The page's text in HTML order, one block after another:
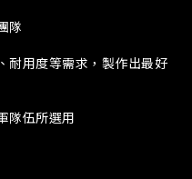
隊
耐用度等需求，製作出最好
隊伍所選用